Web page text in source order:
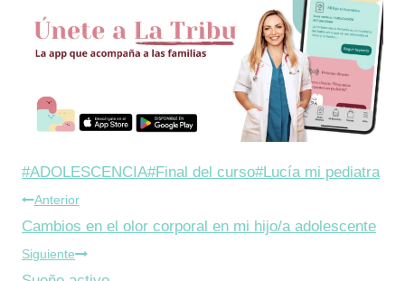
Etiquetas
de
la
entrada:
#ADOLESCENCIA#Final del curso#Lucía mi pediatra
Navegación
de
entradas
Anterior
Cambios en el olor corporal en mi hijo/a adolescente
Siguiente